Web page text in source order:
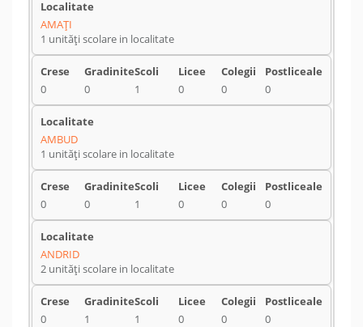
AMAŢI
1 unități scolare in localitate
0 0 1 0 0 0
AMBUD
1 unități scolare in localitate
0 0 1 0 0 0
ANDRID
2 unități scolare in localitate
0 1 1 0 0 0